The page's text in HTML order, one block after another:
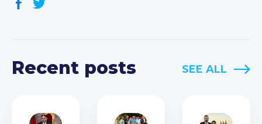
Recent posts SEE ALL